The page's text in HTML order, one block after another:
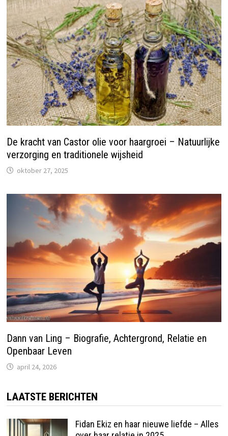
De kracht van Castor olie voor haargroei – Natuurlijke
verzorging en traditionele wijsheid
oktober 27, 2025
Dann van Ling – Biografie, Achtergrond, Relatie en
Openbaar Leven
april 24, 2026
LAATSTE BERICHTEN
Fidan Ekiz en haar nieuwe liefde – Alles